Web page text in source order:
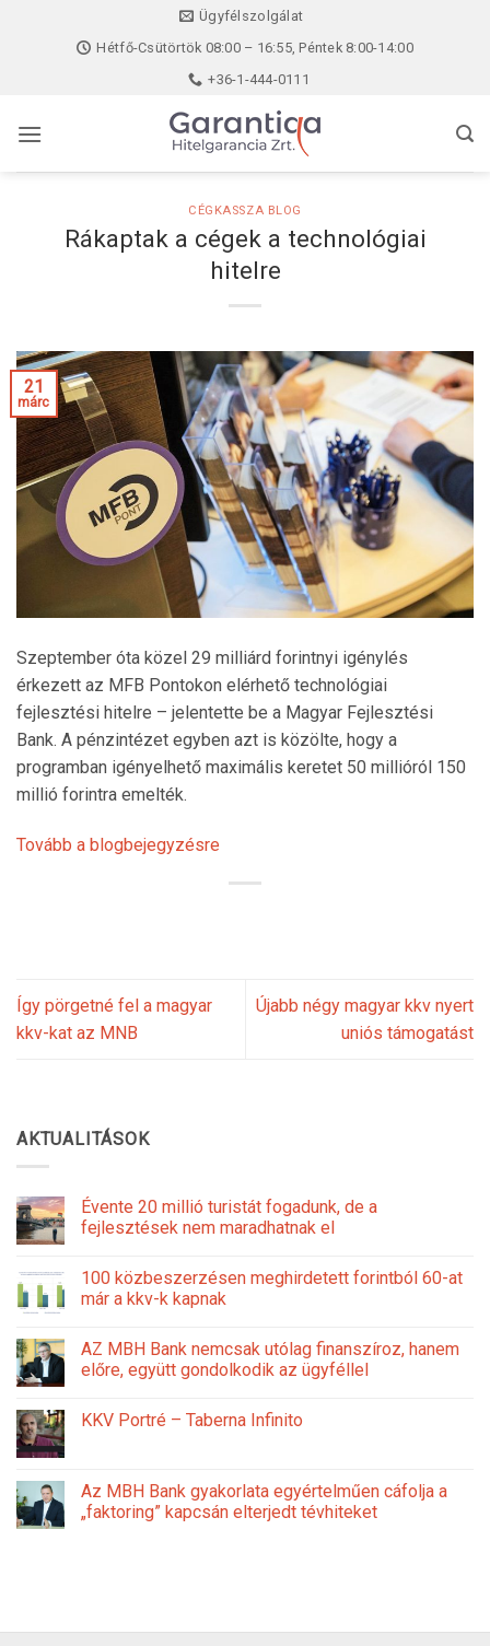
Ügyfélszolgálat
Hétfő-Csütörtök 08:00 – 16:55, Péntek 8:00-14:00
+36-1-444-0111
CÉGKASSZA BLOG
Rákaptak a cégek a technológiai
hitelre
21
márc
Szeptember óta közel 29 milliárd forintnyi igénylés
érkezett az MFB Pontokon elérhető technológiai
fejlesztési hitelre – jelentette be a Magyar Fejlesztési
Bank. A pénzintézet egyben azt is közölte, hogy a
programban igényelhető maximális keretet 50 millióról 150
millió forintra emelték.
Tovább a blogbejegyzésre
Így pörgetné fel a magyar
kkv-kat az MNB
Újabb négy magyar kkv nyert
uniós támogatást
AKTUALITÁSOK
Évente 20 millió turistát fogadunk, de a
fejlesztések nem maradhatnak el
100 közbeszerzésen meghirdetett forintból 60-at
már a kkv-k kapnak
AZ MBH Bank nemcsak utólag finanszíroz, hanem
előre, együtt gondolkodik az ügyféllel
KKV Portré – Taberna Infinito
Az MBH Bank gyakorlata egyértelműen cáfolja a
„faktoring” kapcsán elterjedt tévhiteket